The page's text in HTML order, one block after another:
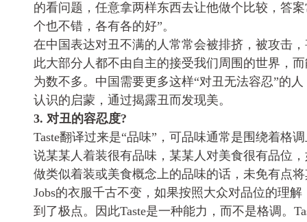
的看问题，任意拿两样东西去让他做个比较，答
个也不错，各有各的好”。
在中国表达对丑不满的人常常会被排挤，被攻击
此大部分人都不由自主的接受我们周围的世界，
为数不多。中国需要更多这样“对丑无法容忍”的
认识的启蒙，通过揭露丑而发现美。
3. 对丑的容忍度?
Taste翻译过来是“品味”，可品味通常是围绕着格
说某某人着装很有品味，某某人对美食很有品位
做类似着装或美食概念上的品味的话，未免有点
Jobs的衣服千古不变，如果按照大众对品位的理解
到了极点。因此Taste是一种能力，而不是格调。